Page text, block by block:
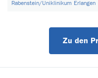
Rabenstein/Uniklinikum Erlangen
Zu den